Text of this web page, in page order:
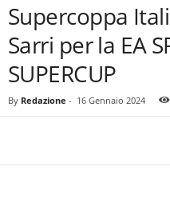
Supercoppa
Sarri per la EA
SUPERCUP
By Redazione - 16 Gennaio 2024